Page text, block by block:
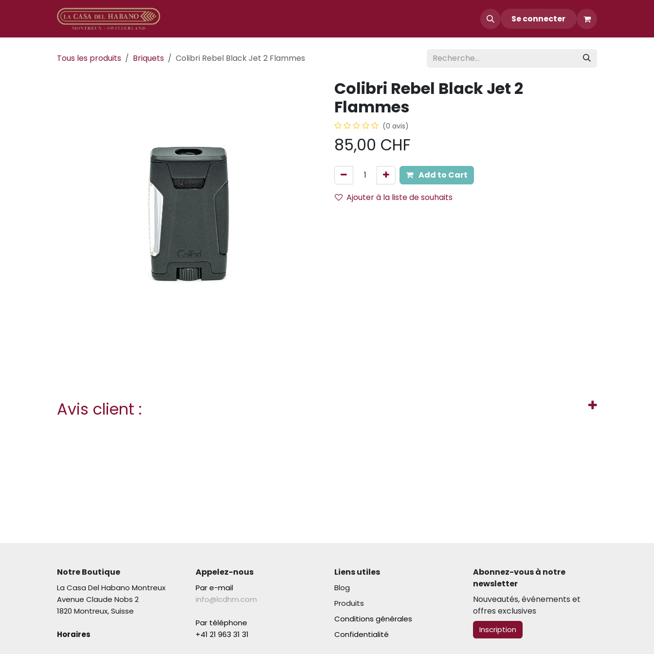
Se rendre au contenu
Se connecter
Tous les produits ​​​​Briquets Colibri Rebel Black Jet 2 Flammes
Colibri Rebel Black Jet 2
Flammes
(0 avis)
85,00 CHF
Add to Cart
Ajouter à la liste de souhaits
Avis client :
Notre Boutique
La Casa Del Habano Montreux
Avenue Claude Nobs 2
1820 Montreux, Suisse
Horaires
Appelez-nous
Par e-mail
info@lcdhm.com
Par téléphone
+41 21 963 31 31​
Liens utiles
Blog
Produits
Conditions générales
Confidentialité
Abonnez-vous à notre
newsletter​
Nouveautés, événements et
offres exclusives
​​​​Inscription